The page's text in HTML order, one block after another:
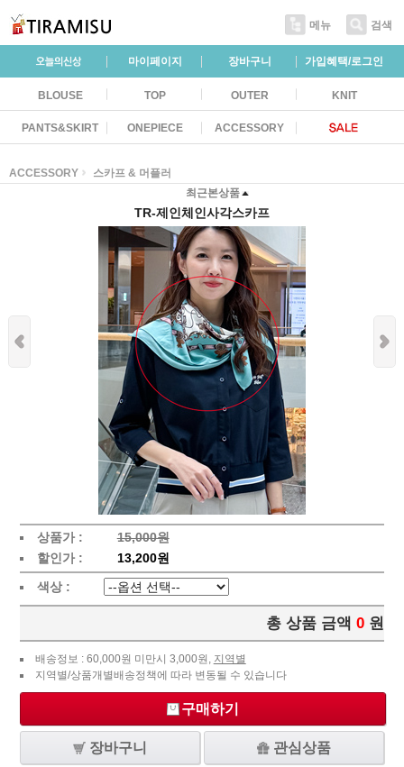
메뉴 검색
마이페이지 장바구니 가입혜택/로그인
BLOUSE TOP OUTER KNIT
PANTS&SKIRT ONEPIECE ACCESSORY
ACCESSORY
스카프 & 머플러
최근본상품
TR-제인체인사각스카프
상품가 :
15,000원
할인가 :
13,200원
색상 :
총 상품 금액 0 원
배송정보 : 60,000원 미만시 3,000원, 지역별
지역별/상품개별배송정책에 따라 변동될 수 있습니다
구매하기
장바구니 관심상품